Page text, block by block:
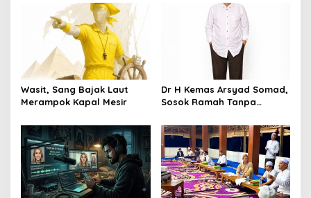
p
o
s
Wasit, Sang Bajak Laut
Merampok Kapal Mesir
Dr H Kemas Arsyad Somad,
Sosok Ramah Tanpa